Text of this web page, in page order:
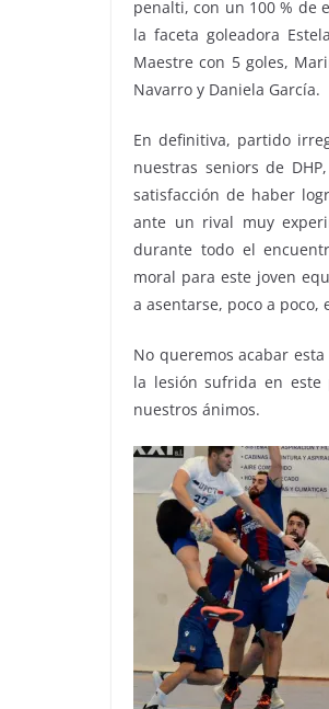
penalti, con un 100 % de
la faceta goleadora
Maestre con 5 goles,
Navarro y Daniela García.
En definitiva, partido
nuestras seniors de
satisfacción de haber
ante un rival muy
durante todo el
moral para este joven
a asentarse, poco a poco,
No queremos acabar
la lesión sufrida en este
nuestros ánimos.